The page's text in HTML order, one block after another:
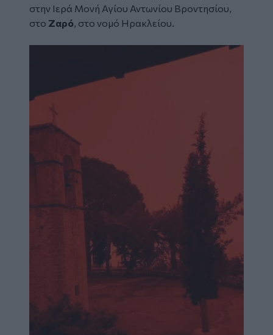
στην Ιερά Μονή Αγίου Αντωνίου Βροντησίου
στο Ζαρό , στο νομό Ηρακλείου.